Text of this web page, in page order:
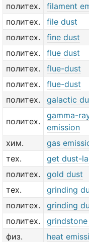
политех. filament
политех.
file dust
политех.
fine dust
политех.
flue dust
политех.
flue-dust
политех.
flue-dust
политех.
galactic
политех.
gamma-
emission
хим. gas
тех.
get dust-
политех.
gold dust
тех.
grinding
политех.
grinding
политех.
физ.
heat